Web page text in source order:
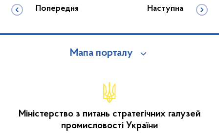
Попередня Наступна
Мапа порталу
Міністерство з питань стратегічних галузей
промисловості України